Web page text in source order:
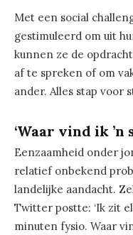
Met een social
gestimuleerd om uit
kunnen ze de
af te spreken of om
ander. Alles stap voor
‘Waar vind ik ’n
Eenzaamheid onder
relatief onbekend
landelijke aandacht.
Twitter postte: ‘Ik zit
minuten fysio. Waar